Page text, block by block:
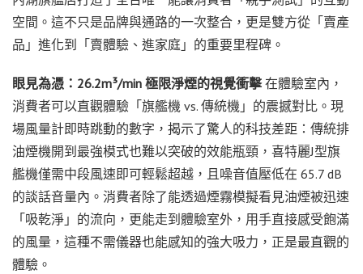
空間。這不只是品牌與通路的一次整合，更是雙方從「賣產
品」進化到「賣體驗、進家庭」的重要里程碑。
眼見為憑：26.2m³/min 極限淨煙的視覺衝擊在體驗室內，
消費者可以直觀體驗「旗艦機 vs. 傳統機」的震撼對比。現
場風量計即時跳動的數字，揭示了驚人的科技差距：傳統排
油煙機開到最強模式也難以突破的效能瓶頸，喜特麗J型旗
艦機僅需中段風速即可輕鬆超越，且噪音值壓低在 65.7 dB
的談話音量內。消費者除了能透過煙霧模擬看見油煙被迅速
「吸乾淨」的流向，更能走到體驗室外，用手直接感受飽滿
的風量，這種不需儀器也能感知的強大吸力，正是最直觀的
體驗。